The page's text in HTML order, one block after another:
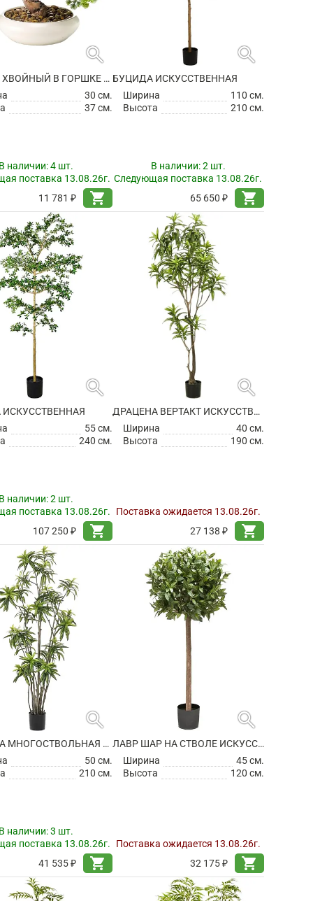
search
БОНСАЙ ХВОЙНЫЙ В ГОРШКЕ ИСКУССТВЕННЫЙ
30 см.
37 см.
наличии:4 шт.
поставка 13.08.26г.
11 781 ₽
shopping_cart
search
БУЦИДА ИСКУССТВЕННАЯ
Ширина
110 см.
Высота
210 см.
В наличии:2 шт.
Следующая поставка 13.08.26г.
65 650 ₽
shopping_cart
search
55 см.
240 см.
наличии:2 шт.
поставка 13.08.26г.
107 250 ₽
shopping_cart
search
ДРАЦЕНА ВЕРТАКТ ИСКУССТВЕННАЯ
Ширина
40 см.
Высота
190 см.
Поставка ожидается 13.08.26г.
27 138 ₽
shopping_cart
search
ДРАЦЕНА МНОГОСТВОЛЬНАЯ ИСКУССТВЕННАЯ
50 см.
210 см.
наличии:3 шт.
поставка 13.08.26г.
41 535 ₽
shopping_cart
search
ЛАВР ШАР НА СТВОЛЕ ИСКУССТВЕННЫЙ
Ширина
45 см.
Высота
120 см.
Поставка ожидается 13.08.26г.
32 175 ₽
shopping_cart